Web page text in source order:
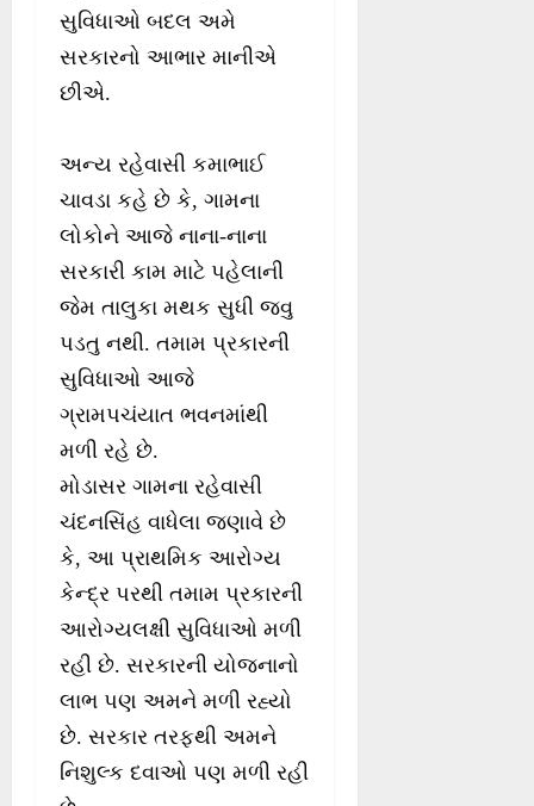
સુવિધાઓ બદલ અમે
સરકારનો આભાર માનીએ
છીએ.
અન્ય રહેવાસી કમાભાઈ
ચાવડા કહે છે કે, ગામના
લોકોને આજે નાના-નાના
સરકારી કામ માટે પહેલાની
જેમ તાલુકા મથક સુધી જવુ
પડતુ નથી. તમામ પ્રકારની
સુવિધાઓ આજે
ગ્રામપચંયાત ભવનમાંથી
મળી રહે છે.
મોડાસર ગામના રહેવાસી
ચંદનસિંહ વાધેલા જણાવે છે
કે, આ પ્રાથમિક આરોગ્ય
કેન્દ્ર પરથી તમામ પ્રકારની
આરોગ્યલક્ષી સુવિધાઓ મળી
રહી છે. સરકારની યોજનાનો
લાભ પણ અમને મળી રહ્યો
છે. સરકાર તરફથી અમને
નિશુલ્ક દવાઓ પણ મળી રહી